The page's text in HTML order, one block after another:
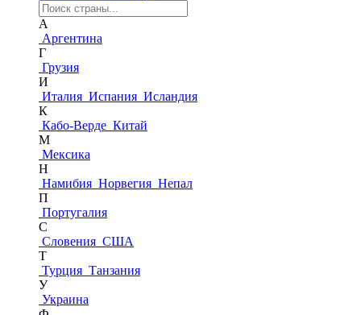
А
Аргентина
Г
Грузия
И
Италия Испания Исландия
К
Кабо-Верде Китай
М
Мексика
Н
Намибия Норвегия Непал
П
Португалия
С
Словения США
Т
Турция Танзания
У
Украина